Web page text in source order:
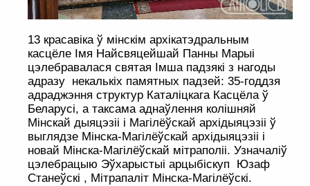
13 красавіка ў мінскім архікатэдральным
касцёле Імя Найсвяцейшай Панны Марыі
цэлебравалася святая Імша падзякі з нагоды
адразу некалькіх памятных падзей: 35-годдзя
адраджэння структур Каталіцкага Касцёла ў
Беларусі, а таксама аднаўлення колішняй
Мінскай дыяцэзіі і Магілёўскай архідыяцэзіі ў
выглядзе Мінска-Магілёўскай архідыяцэзіі і
новай Мінска-Магілёўскай мітраполіі. Узначаліў
цэлебрацыю Эўхарыстыі арцыбіскуп Юзаф
Станеўскі , Мітрапаліт Мінска-Магілёўскі.